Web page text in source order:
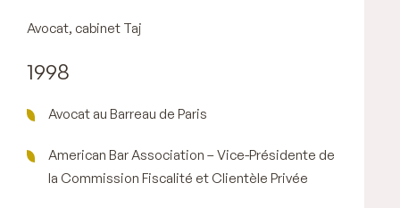
Avocat, cabinet Taj
1998
Avocat au Barreau de Paris
American Bar Association – Vice-Présidente de
la Commission Fiscalité et Clientèle Privée